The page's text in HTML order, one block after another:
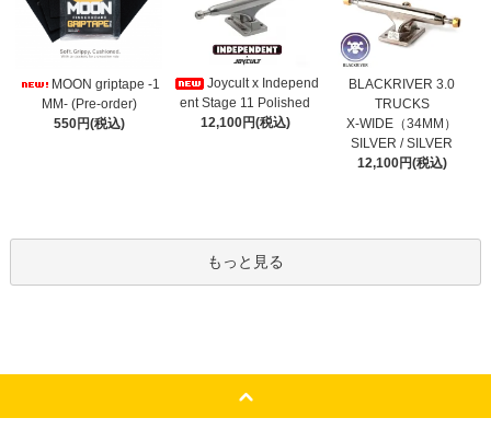
MOON griptape -1
MM- (Pre-order)
550円(税込)
Joycult x Independ
ent Stage 11 Polished
12,100円(税込)
BLACKRIVER 3.0
TRUCKS
X-WIDE（34MM）
SILVER / SILVER
12,100円(税込)
もっと見る